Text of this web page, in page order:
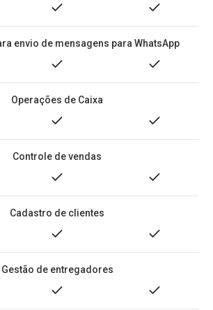
envio de mensagens para WhatsApp
Operações de Caixa
Controle de vendas
Cadastro de clientes
Gestão de entregadores